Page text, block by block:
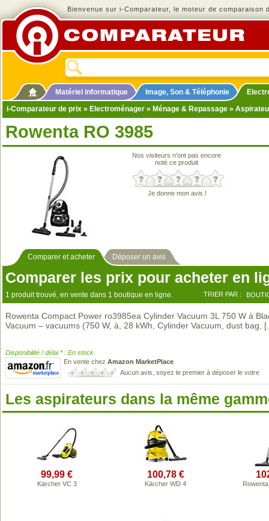
Bienvenue sur i-Comparateur, le moteur de comparaison
Matériel informatique Image, Son & Téléphonie
i-Comparateur de prix » Electroménager » Ménage & Repassage »
Rowenta RO 3985
Nos visiteurs n'ont pas encore
noté ce produit
Je donne mon avis !
Comparer et acheter Déposer un avis
Comparer les prix pour acheter en
1 produit trouvé, en vente dans 1 boutique en ligne. TRIER PAR :
Rowenta Compact Power ro3985ea Cylinder Vacuum 3L 750 W à
Vacuum – vacuums (750 W, à, 28 kWh, Cylinder Vacuum, dust bag,
Disponibilité / délai * : En stock
En vente chez Amazon MarketPlace
Aucun avis, soyez le premier à déposer le votre
Les aspirateurs dans la même
99,99 €
Kärcher VC 3
100,78 €
Kärcher WD 4